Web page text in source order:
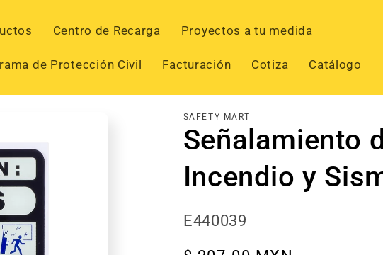
Centro de Recarga Proyectos a tu medida
de Protección Civil Facturación Cotiza Catálogo
SAFETY MART
Señalamiento
Incendio y
SKU:
E440039